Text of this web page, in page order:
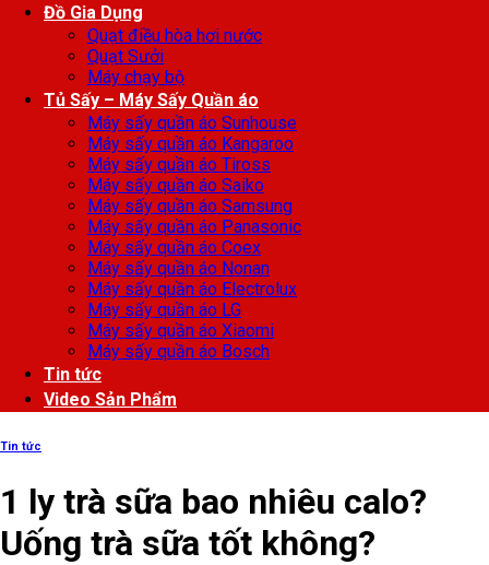
Đồ Gia Dụng
Quạt điều hòa hơi nước
Quạt Sưởi
Máy chạy bộ
Tủ Sấy – Máy Sấy Quần áo
Máy sấy quần áo Sunhouse
Máy sấy quần áo Kangaroo
Máy sấy quần áo Tiross
Máy sấy quần áo Saiko
Máy sấy quần áo Samsung
Máy sấy quần áo Panasonic
Máy sấy quần áo Coex
Máy sấy quần áo Nonan
Máy sấy quần áo Electrolux
Máy sấy quần áo LG
Máy sấy quần áo Xiaomi
Máy sấy quần áo Bosch
Tin tức
Video Sản Phẩm
Tin tức
1 ly trà sữa bao nhiêu calo?
Uống trà sữa tốt không?